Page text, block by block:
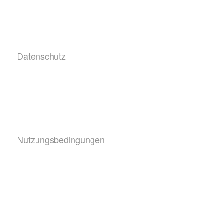
Datenschutz
Nutzungsbedingungen